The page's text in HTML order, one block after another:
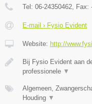
Tel: 06-24350462 , Fax:
E-mail › Fysio Evident
Website: http://
Bij Fysio Evident aan
professionele ▼
Algemeen,
Houding ▼